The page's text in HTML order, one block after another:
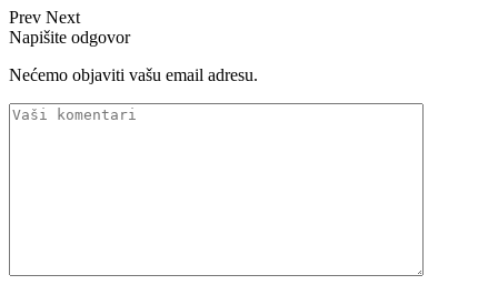
Prev Next
Napišite odgovor
Nećemo objaviti vašu email adresu.